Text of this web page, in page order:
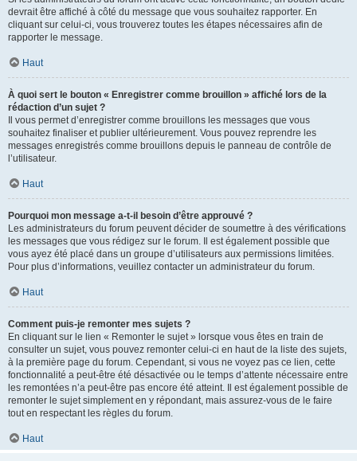
devrait être affiché à côté du message que vous souhaitez rapporter. En
cliquant sur celui-ci, vous trouverez toutes les étapes nécessaires afin de
rapporter le message.
Haut
À quoi sert le bouton « Enregistrer comme brouillon » affiché lors de la
rédaction d’un sujet ?
Il vous permet d’enregistrer comme brouillons les messages que vous
souhaitez finaliser et publier ultérieurement. Vous pouvez reprendre les
messages enregistrés comme brouillons depuis le panneau de contrôle de
l’utilisateur.
Haut
Pourquoi mon message a-t-il besoin d’être approuvé ?
Les administrateurs du forum peuvent décider de soumettre à des vérifications
les messages que vous rédigez sur le forum. Il est également possible que
vous ayez été placé dans un groupe d’utilisateurs aux permissions limitées.
Pour plus d’informations, veuillez contacter un administrateur du forum.
Haut
Comment puis-je remonter mes sujets ?
En cliquant sur le lien « Remonter le sujet » lorsque vous êtes en train de
consulter un sujet, vous pouvez remonter celui-ci en haut de la liste des sujets,
à la première page du forum. Cependant, si vous ne voyez pas ce lien, cette
fonctionnalité a peut-être été désactivée ou le temps d’attente nécessaire entre
les remontées n’a peut-être pas encore été atteint. Il est également possible de
remonter le sujet simplement en y répondant, mais assurez-vous de le faire
tout en respectant les règles du forum.
Haut